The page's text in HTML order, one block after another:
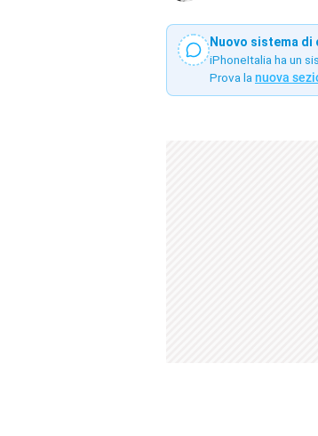
Nuovo sistema di
iPhoneItalia ha un
Prova la nuova